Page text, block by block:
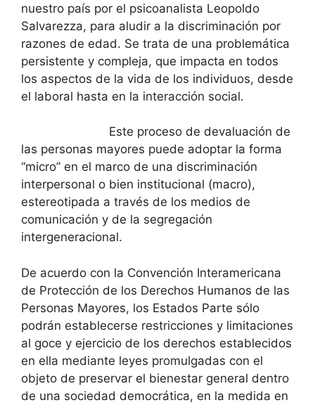
nuestro país por el psicoanalista Leopoldo
Salvarezza, para aludir a la discriminación por
razones de edad. Se trata de una problemática
persistente y compleja, que impacta en todos
los aspectos de la vida de los individuos, desde
el laboral hasta en la interacción social.
Este proceso de devaluación de
las personas mayores puede adoptar la forma
“micro” en el marco de una discriminación
interpersonal o bien institucional (macro),
estereotipada a través de los medios de
comunicación y de la segregación
intergeneracional.
De acuerdo con la Convención Interamericana
de Protección de los Derechos Humanos de las
Personas Mayores, los Estados Parte sólo
podrán establecerse restricciones y limitaciones
al goce y ejercicio de los derechos establecidos
en ella mediante leyes promulgadas con el
objeto de preservar el bienestar general dentro
de una sociedad democrática, en la medida en